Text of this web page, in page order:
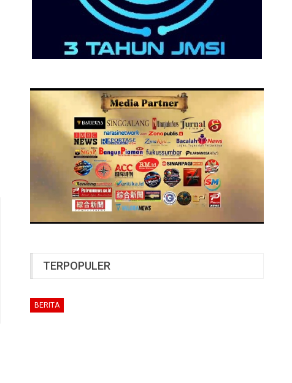
TERPOPULER
BERITA